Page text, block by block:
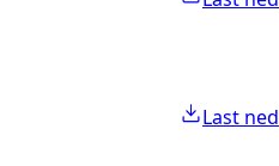
Last ned